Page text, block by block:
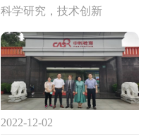
科学研究，技术创新
2022-12-02